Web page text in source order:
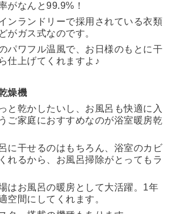
がなんと99.9%！
ンランドリーで採用されている衣類
がガス式なのです。
パワフル温風で、お日様のもとに干
仕上げてくれますよ♪
燥機
と乾かしたいし、お風呂も快適に入
ご家庭におすすめなのが浴室暖房乾
に干せるのはもちろん、浴室のカビ
れるから、お風呂掃除がとってもラ
はお風呂の暖房として大活躍。1年
空間にしてくれます。